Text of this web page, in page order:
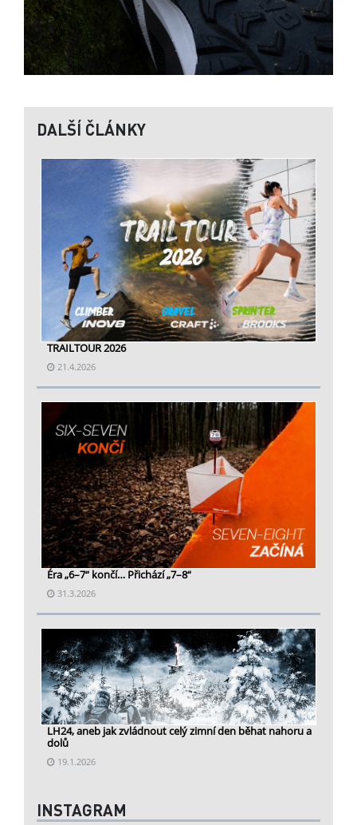
DALŠÍ ČLÁNKY
TRAILTOUR 2026
21.4.2026
Éra „6–7“ končí… Přichází „7–8“
31.3.2026
LH24, aneb jak zvládnout celý zimní den běhat nahoru a
dolů
19.1.2026
INSTAGRAM